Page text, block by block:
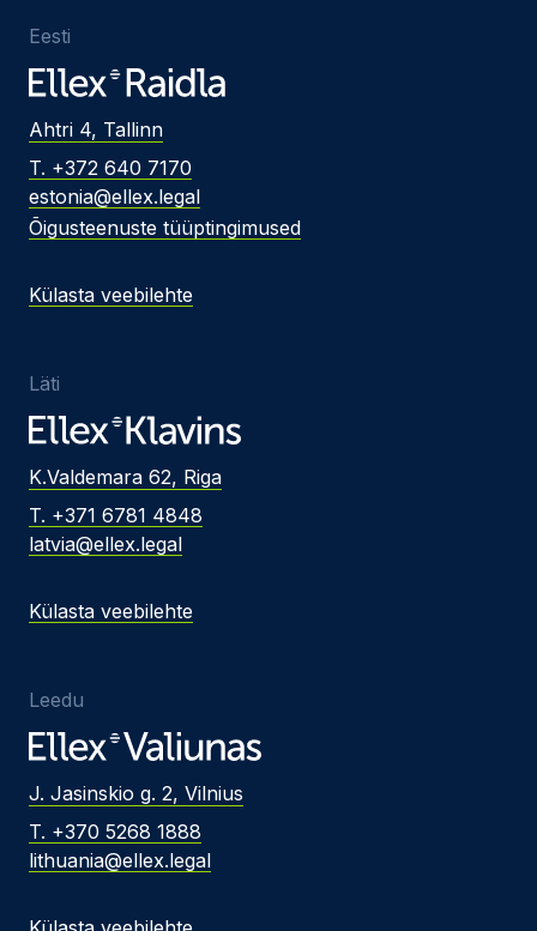
Eesti
Ahtri 4, Tallinn
T. +372 640 7170
estonia@ellex.legal
Õigusteenuste tüüptingimused
Külasta veebilehte
Läti
K.Valdemara 62, Riga
T. +371 6781 4848
latvia@ellex.legal
Külasta veebilehte
Leedu
J. Jasinskio g. 2, Vilnius
T. +370 5268 1888
lithuania@ellex.legal